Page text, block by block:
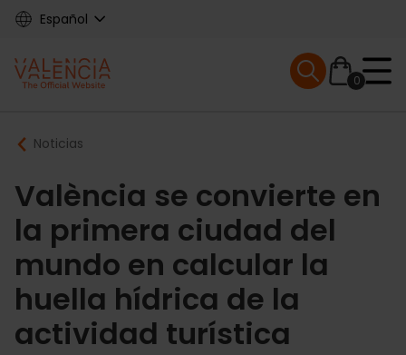
Skip
content
Español
Main
navigation
0
Mobile menu
Breadcrumb
Noticias
València se convierte en
la primera ciudad del
mundo en calcular la
huella hídrica de la
actividad turística